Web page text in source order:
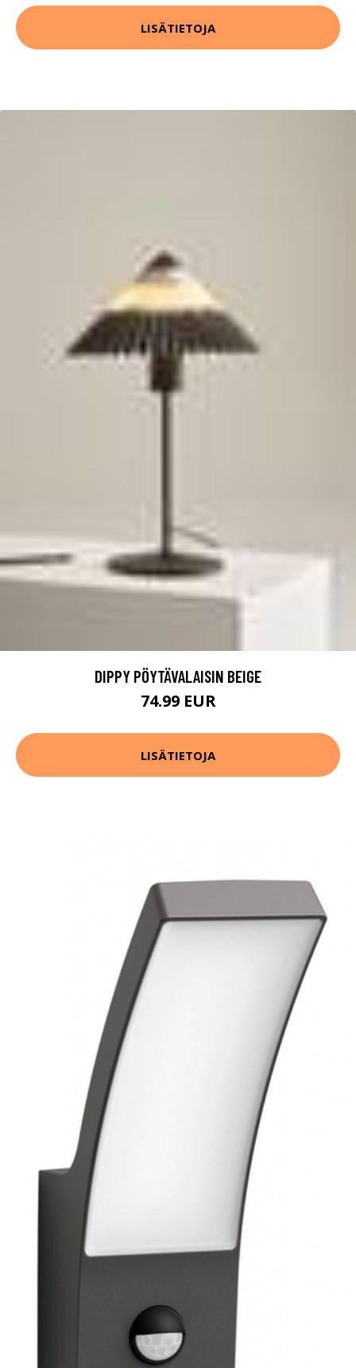
LISÄTIETOJA
DIPPY PÖYTÄVALAISIN BEIGE
74.99 EUR
LISÄTIETOJA